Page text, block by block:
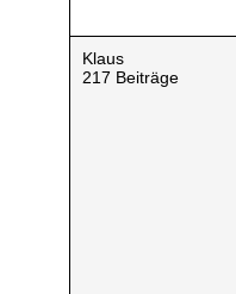
Klaus
217 Beiträge